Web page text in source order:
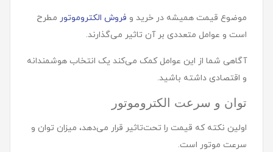
موضوع قیمت همیشه در خرید و فروش الکتروموتور مطرح
است و عوامل متعددی بر آن تاثیر می‌گذارند.
آگاهی شما از این عوامل کمک می‌کند یک انتخاب هوشمندانه
و اقتصادی داشته باشید.
توان و سرعت الکتروموتور
اولین نکته که قیمت را تحت‌تاثیر قرار می‌دهد، میزان توان و
سرعت موتور است.